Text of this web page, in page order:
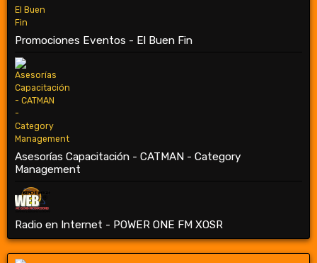
Promociones Eventos - El Buen Fin
Asesorías Capacitación - CATMAN - Category
Management
Radio en Internet - POWER ONE FM XOSR